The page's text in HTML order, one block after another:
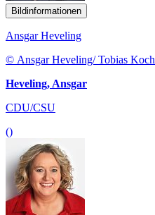
Bildinformationen
Ansgar Heveling
© Ansgar Heveling/ Tobias Koch
Heveling, Ansgar
CDU/CSU
()